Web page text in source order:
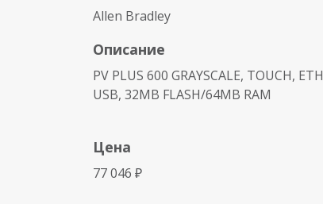
Allen Bradley
Описание
PV PLUS 600 GRAYSCALE, TOUCH,
USB, 32MB FLASH/64MB RAM
Цена
77 046 ₽